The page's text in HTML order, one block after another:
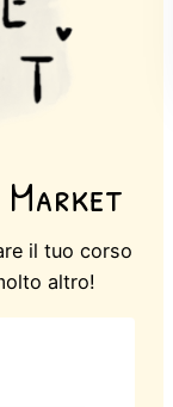
Market
il tuo corso
altro!